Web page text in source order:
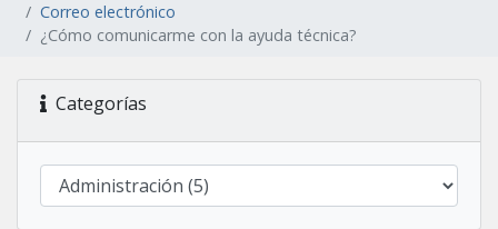
Correo electrónico
¿Cómo comunicarme con la ayuda técnica?
Categorías